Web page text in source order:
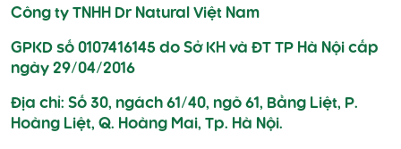
Công ty TNHH Dr Natural Việt Nam
GPKD số 0107416145 do Sở KH và ĐT TP Hà Nội cấp
ngày 29/04/2016
Địa chỉ: Số 30, ngách 61/40, ngõ 61, Bằng Liệt, P.
Hoàng Liệt, Q. Hoàng Mai, Tp. Hà Nội.